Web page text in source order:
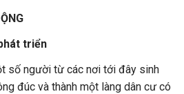
triển
số người từ các nơi tới đây sinh
đúc và thành một làng dân cư có